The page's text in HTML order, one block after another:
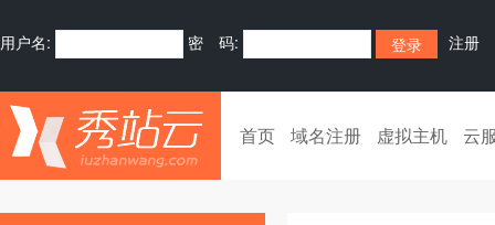
用户名: 密 码: 注册
首页 域名注册 虚拟主机 云